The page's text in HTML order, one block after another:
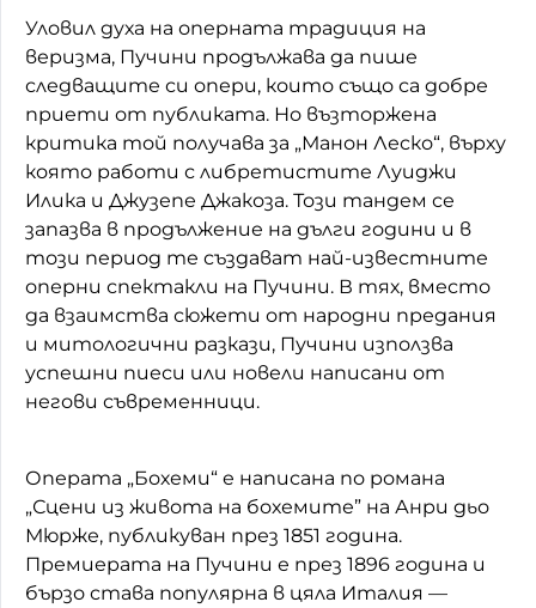
Уловил духа на оперната традиция на
веризма, Пучини продължава да пише
следващите си опери, които също са добре
приети от публиката. Но възторжена
критика той получава за „Манон Леско“, върху
която работи с либретистите Луиджи
Илика и Джузепе Джакоза. Този тандем се
запазва в продължение на дълги години и в
този период те създават най-известните
оперни спектакли на Пучини. В тях, вместо
да взаимства сюжети от народни предания
и митологични разкази, Пучини използва
успешни пиеси или новели написани от
негови съвременници.
Операта „Бохеми“ е написана по романа
„Сцени из живота на бохемите” на Анри дьо
Мюрже, публикуван през 1851 година.
Премиерата на Пучини е през 1896 година и
бързо става популярна в цяла Италия —